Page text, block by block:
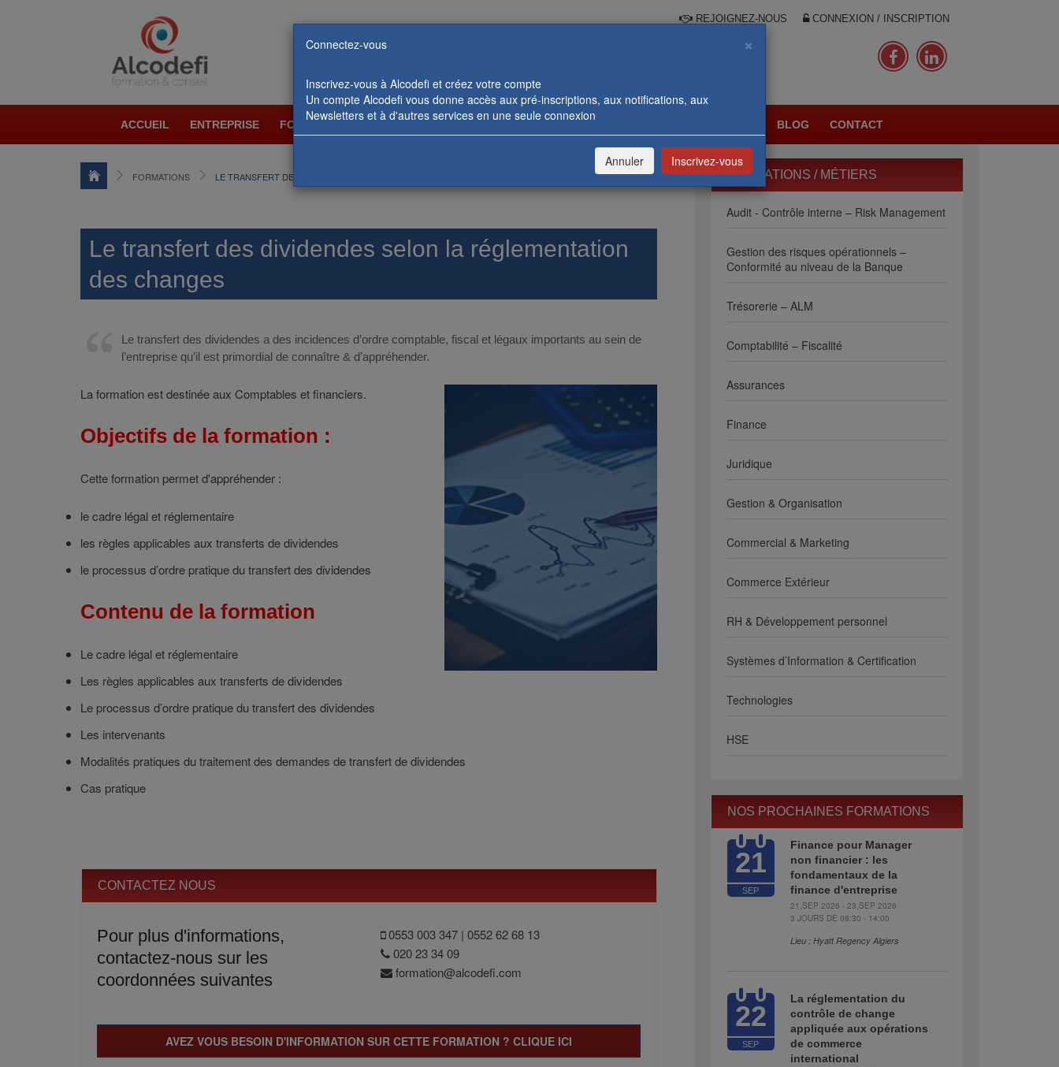
Connectez-vous ×
Inscrivez-vous à Alcodefi et créez votre compte
Un compte Alcodefi vous donne accès aux pré-inscriptions, aux notifications, aux
Newsletters et à d'autres services en une seule connexion
Annuler Inscrivez-vous
REJOIGNEZ-NOUS CONNEXION / INSCRIPTION
ACCUEIL ENTREPRISE FORMATIONS BANCAIRES BLOG CONTACT
FORMATIONS LE TRANSFERT DES DIVIDENDES SELON LA RÉGLEMENTATION DES CHANGES
Le transfert des dividendes selon la réglementation
des changes
Le transfert des dividendes a des incidences d’ordre comptable, fiscal et légaux importants au sein de
l’entreprise qu’il est primordial de connaître & d’appréhender.
La formation est destinée aux Comptables et financiers.
Objectifs de la formation :
Cette formation permet d'appréhender :
le cadre légal et réglementaire
les règles applicables aux transferts de dividendes
le processus d’ordre pratique du transfert des dividendes
Contenu de la formation
Le cadre légal et réglementaire
Les règles applicables aux transferts de dividendes
Le processus d’ordre pratique du transfert des dividendes
Les intervenants
Modalités pratiques du traitement des demandes de transfert de dividendes
Cas pratique
CONTACTEZ NOUS
Pour plus d'informations,
contactez-nous sur les
coordonnées suivantes
0553 003 347 | 0552 62 68 13
020 23 34 09
formation@alcodefi.com
AVEZ VOUS BESOIN D'INFORMATION SUR CETTE FORMATION ? CLIQUE ICI
FORMATIONS / MÉTIERS
Audit - Contrôle interne – Risk Management
Gestion des risques opérationnels –
Conformité au niveau de la Banque
Trésorerie – ALM
Comptabilité – Fiscalité
Assurances
Finance
Juridique
Gestion & Organisation
Commercial & Marketing
Commerce Extérieur
RH & Développement personnel
Systèmes d’Information & Certification
Technologies
HSE
NOS PROCHAINES FORMATIONS
21
SEP
Finance pour Manager
non financier : les
fondamentaux de la
finance d'entreprise
21,SEP 2026 - 23,SEP 2026
3 JOURS DE 08:30 - 14:00
Lieu : Hyatt Regency Algiers
22
SEP
La réglementation du
contrôle de change
appliquée aux opérations
de commerce
international